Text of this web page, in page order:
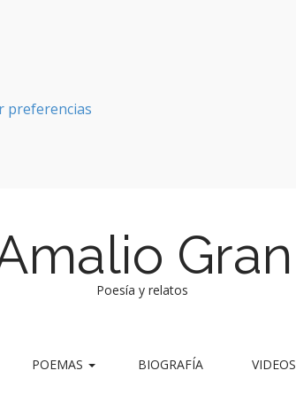
preferencias
Gran
Poesía y relatos
POEMAS BIOGRAFÍA VIDEOS